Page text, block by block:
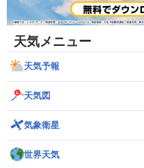
天気メニュー
天気予報
天気図
気象衛星
世界天気